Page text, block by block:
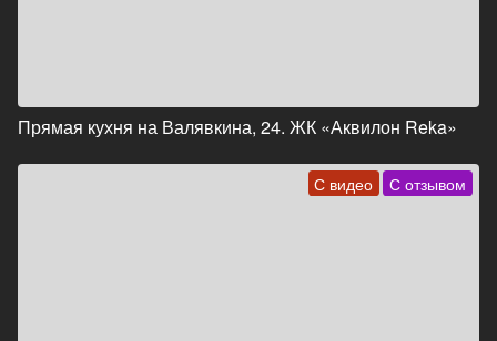
Прямая кухня на Валявкина, 24. ЖК «Аквилон Reka»
С видео С отзывом